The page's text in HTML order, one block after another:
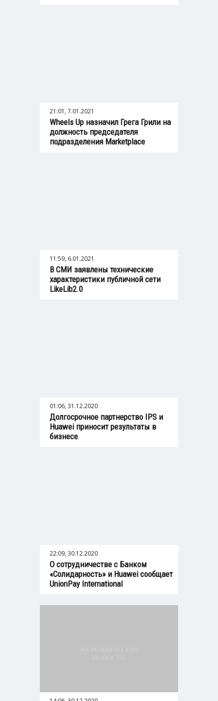
21:01, 7.01.2021
Wheels Up назначил Грега Грили на
должность председателя
подразделения Marketplace
11:59, 6.01.2021
В СМИ заявлены технические
характеристики публичной сети
LikeLib2.0
01:06, 31.12.2020
Долгосрочное партнерство IPS и
Huawei приносит результаты в
бизнесе
22:09, 30.12.2020
О сотрудничестве с Банком
«Солидарность» и Huawei сообщает
UnionPay International